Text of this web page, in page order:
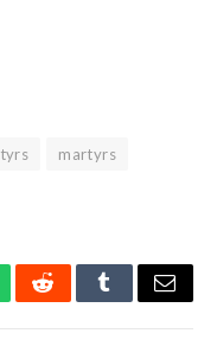
martyrs
RedditTumblrEmail